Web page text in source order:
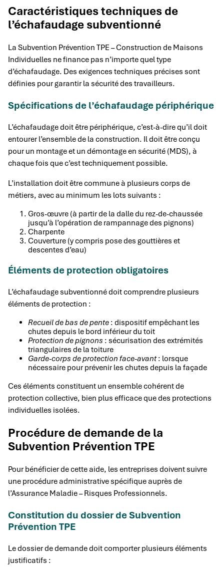
Caractéristiques techniques de
l’échafaudage subventionné
La Subvention Prévention TPE – Construction de Maisons
Individuelles ne finance pas n’importe quel type
d’échafaudage. Des exigences techniques précises sont
définies pour garantir la sécurité des travailleurs.
Spécifications de l’échafaudage périphérique
L’échafaudage doit être périphérique, c’est-à-dire qu’il doit
entourer l’ensemble de la construction. Il doit être conçu
pour un montage et un démontage en sécurité (MDS), à
chaque fois que c’est techniquement possible.
L’installation doit être commune à plusieurs corps de
métiers, avec au minimum les lots suivants :
Gros-œuvre (à partir de la dalle du rez-de-chaussée
jusqu’à l’opération de rampannage des pignons)
Charpente
Couverture (y compris pose des gouttières et
descentes d’eau)
Éléments de protection obligatoires
L’échafaudage subventionné doit comprendre plusieurs
éléments de protection :
Recueil de bas de pente : dispositif empêchant les
chutes depuis le bord inférieur du toit
Protection de pignons : sécurisation des extrémités
triangulaires de la toiture
Garde-corps de protection face-avant: lorsque
nécessaire pour prévenir les chutes depuis la façade
Ces éléments constituent un ensemble cohérent de
protection collective, bien plus efficace que des protections
individuelles isolées.
Procédure de demande de la
Subvention Prévention TPE
Pour bénéficier de cette aide, les entreprises doivent suivre
une procédure administrative spécifique auprès de
l’Assurance Maladie – Risques Professionnels.
Constitution du dossier de Subvention
Prévention TPE
Le dossier de demande doit comporter plusieurs éléments
justificatifs :